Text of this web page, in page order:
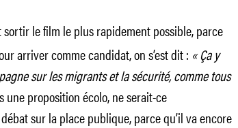
sortir le film le plus rapidement possible, parce
arriver comme candidat, on s’est dit : « Ça y
sur les migrants et la sécurité, comme tous
une proposition écolo, ne serait-ce
sur la place publique, parce qu’il va encore